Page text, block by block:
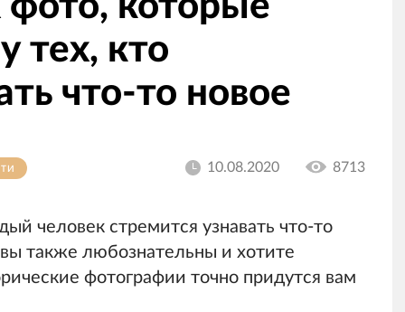
тех, кто
что-то новое
10.08.2020 8713
человек стремится узнавать что-то
также любознательны и хотите
фотографии точно придутся вам